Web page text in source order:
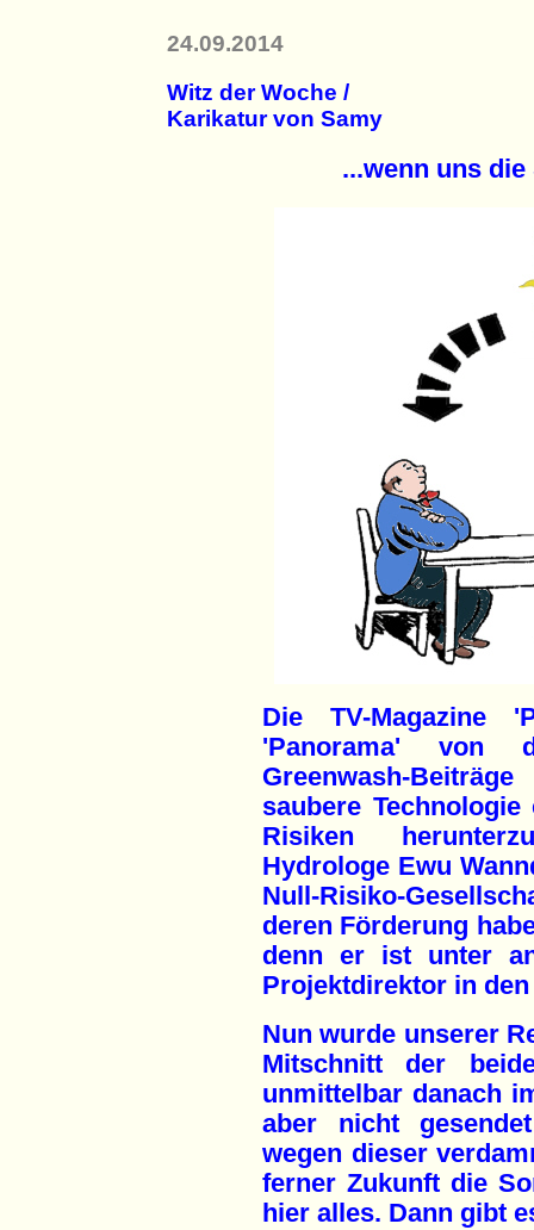
24.09.2014
Witz der Woche /
Karikatur von Samy
...wenn uns
Die TV-Magazine
'Panorama' von
Greenwash-
saubere
Risiken
Hydrologe Ewu
Null-Risiko-
deren Förderung
denn er ist unter
Projektdirektor in
Nun wurde unserer
Mitschnitt der
unmittelbar danach
aber nicht
wegen dieser
ferner Zukunft die
hier alles. Dann gibt